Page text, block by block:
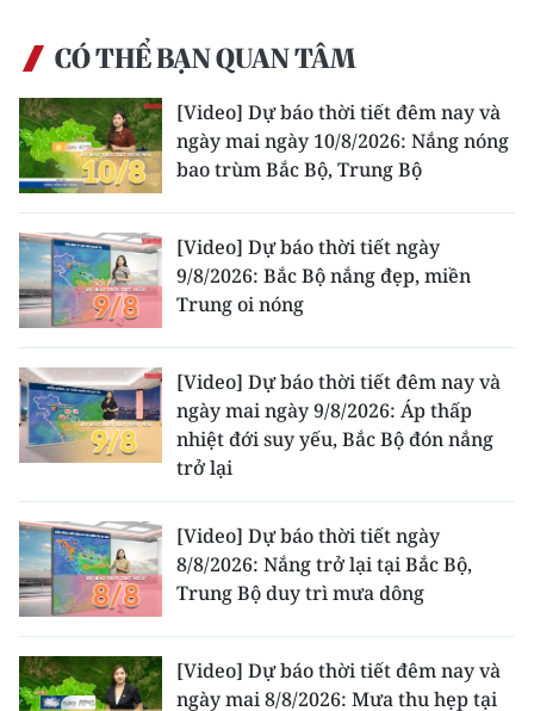
MUA BÁO
ĐỌC BÁO IN
ENGLISH
中文
FRANÇAIS
РУССКИЙ
ESPAÑOL
CÓ THỂ BẠN QUAN TÂM
[Video] Dự báo thời tiết đêm nay và
ngày mai ngày 10/8/2026: Nắng nóng
bao trùm Bắc Bộ, Trung Bộ
[Video] Dự báo thời tiết ngày
9/8/2026: Bắc Bộ nắng đẹp, miền
Trung oi nóng
[Video] Dự báo thời tiết đêm nay và
ngày mai ngày 9/8/2026: Áp thấp
nhiệt đới suy yếu, Bắc Bộ đón nắng
trở lại
[Video] Dự báo thời tiết ngày
8/8/2026: Nắng trở lại tại Bắc Bộ,
Trung Bộ duy trì mưa dông
[Video] Dự báo thời tiết đêm nay và
ngày mai 8/8/2026: Mưa thu hẹp tại